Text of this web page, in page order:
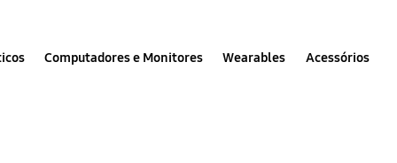
Computadores e Monitores Wearables Acessórios